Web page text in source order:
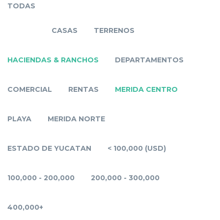
TODAS
CASAS TERRENOS
HACIENDAS & RANCHOS DEPARTAMENTOS
COMERCIAL RENTAS MERIDA CENTRO
PLAYA MERIDA NORTE
ESTADO DE YUCATAN < 100,000 (USD)
100,000 - 200,000 200,000 - 300,000
400,000+